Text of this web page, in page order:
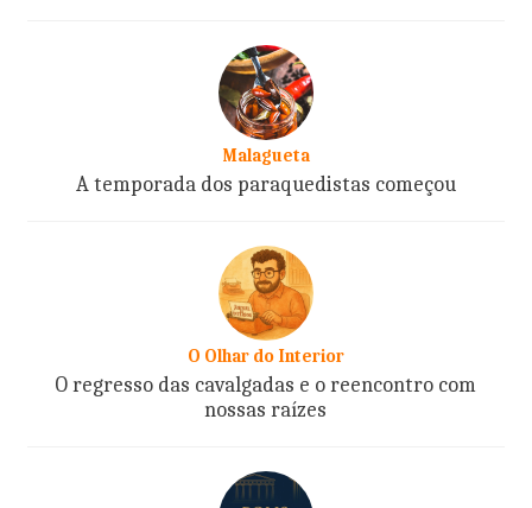
Malagueta
A temporada dos paraquedistas começou
O Olhar do Interior
O regresso das cavalgadas e o reencontro com
nossas raízes